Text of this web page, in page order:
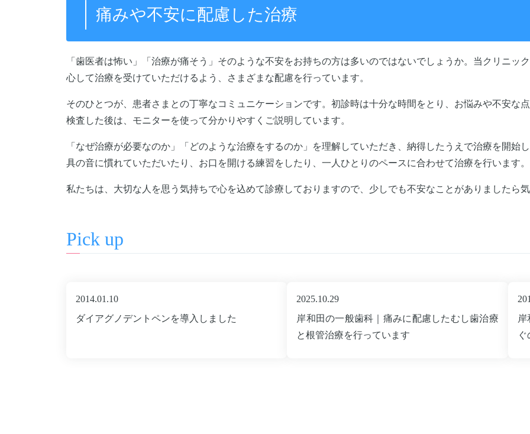
痛みや不安に配慮した治療
「歯医者は怖い」「治療が痛そう」そのような不安をお持ちの方は多いのではないでしょうか。当クリニッ
心して治療を受けていただけるよう、さまざまな配慮を行っています。
そのひとつが、患者さまとの丁寧なコミュニケーションです。初診時は十分な時間をとり、お悩みや不安な
検査した後は、モニターを使って分かりやすくご説明しています。
「なぜ治療が必要なのか」「どのような治療をするのか」を理解していただき、納得したうえで治療を開始
具の音に慣れていただいたり、お口を開ける練習をしたり、一人ひとりのペースに合わせて治療を行います。
私たちは、大切な人を思う気持ちで心を込めて診療しておりますので、少しでも不安なことがありましたら
Pick up
2014.01.10
ダイアグノデントペンを導入しました
2025.10.29
岸和田の一般歯科｜痛みに配慮したむし歯治療
と根管治療を行っています
岸